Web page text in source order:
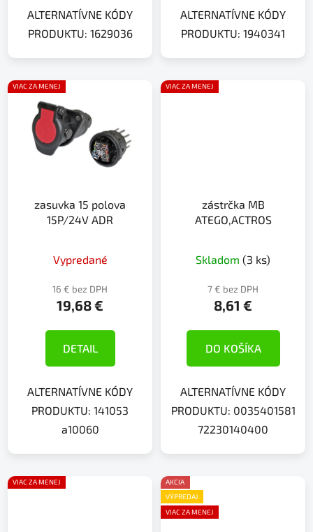
ALTERNATÍVNE KÓDY
PRODUKTU: 1629036
ALTERNATÍVNE KÓDY
PRODUKTU: 1940341
VIAC ZA MENEJ
zasuvka 15 polova
15P/24V ADR
Vypredané
16 € bez DPH
19,68 €
DETAIL
ALTERNATÍVNE KÓDY
PRODUKTU: 141053
a10060
VIAC ZA MENEJ
zástrčka MB
ATEGO,ACTROS
Skladom (3 ks)
7 € bez DPH
8,61 €
DO KOŠÍKA
ALTERNATÍVNE KÓDY
PRODUKTU: 0035401581
72230140400
VIAC ZA MENEJ
AKCIA
VÝPREDAJ
VIAC ZA MENEJ